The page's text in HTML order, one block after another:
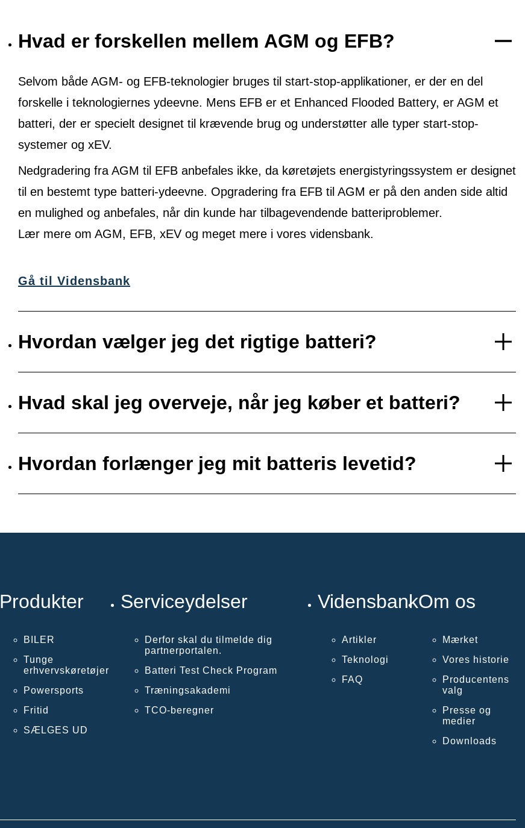
Hvad er forskellen mellem AGM og EFB?
Selvom både AGM- og EFB-teknologier bruges til start-stop-applikationer, er der en del
forskelle i teknologiernes ydeevne. Mens EFB er et Enhanced Flooded Battery, er AGM et
batteri, der er specielt designet til krævende brug og understøtter alle typer start-stop-
systemer og xEV.
Nedgradering fra AGM til EFB anbefales ikke, da køretøjets energistyringssystem er designet
til en bestemt type batteri-ydeevne. Opgradering fra EFB til AGM er på den anden side altid
en mulighed og anbefales, når din kunde har tilbagevendende batteriproblemer.
Lær mere om AGM, EFB, xEV og meget mere i vores vidensbank.
Gå til Vidensbank
Hvordan vælger jeg det rigtige batteri?
Hvad skal jeg overveje, når jeg køber et batteri?
Hvordan forlænger jeg mit batteris levetid?
Produkter
BILER
Tunge
erhvervskøretøjer
Powersports
Fritid
SÆLGES UD
Serviceydelser
Derfor skal du tilmelde dig
partnerportalen.
Batteri Test Check Program
Træningsakademi
TCO-beregner
Vidensbank
Artikler
Teknologi
FAQ
Om os
Mærket
Vores historie
Producentens
valg
Presse og
medier
Downloads